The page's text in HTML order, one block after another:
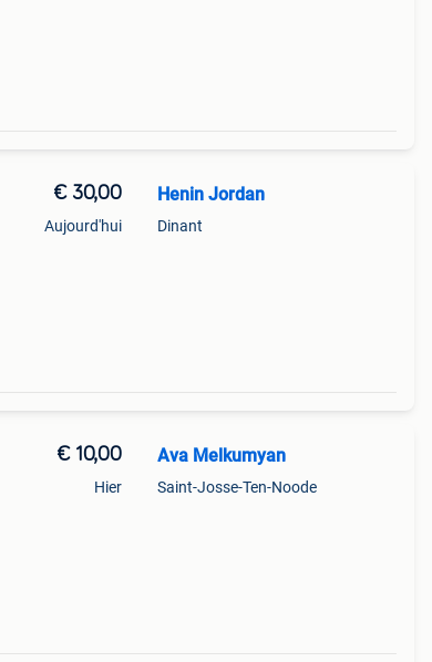
€ 30,00
Aujourd'hui
Henin Jordan
Dinant
€ 10,00
Hier
Ava Melkumyan
Saint-Josse-Ten-Noode